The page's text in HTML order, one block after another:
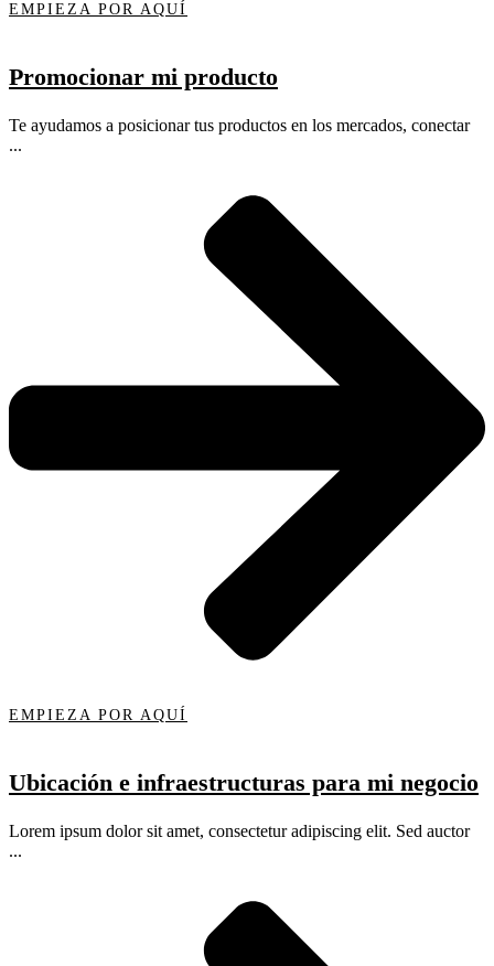
EMPIEZA POR AQUÍ
Promocionar mi producto
Te ayudamos a posicionar tus productos en los mercados, conectar
...
EMPIEZA POR AQUÍ
Ubicación e infraestructuras para mi negocio
Lorem ipsum dolor sit amet, consectetur adipiscing elit. Sed auctor
...